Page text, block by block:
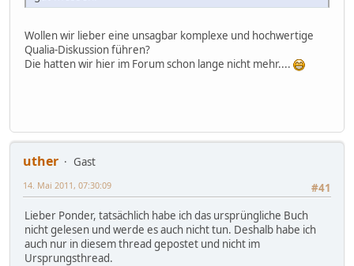
Wollen wir lieber eine unsagbar komplexe und hochwertige
Qualia-Diskussion führen?
Die hatten wir hier im Forum schon lange nicht mehr....
uther
Gast
#41
14. Mai 2011, 07:30:09
Lieber Ponder, tatsächlich habe ich das ursprüngliche Buch
nicht gelesen und werde es auch nicht tun. Deshalb habe ich
auch nur in diesem thread gepostet und nicht im
Ursprungsthread.